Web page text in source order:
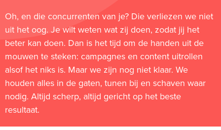
Oh, en die concurrenten van je? Die verliezen we niet
uit het oog. Je wilt weten wat zij doen, zodat jij het
beter kan doen. Dan is het tijd om de handen uit de
mouwen te steken: campagnes en content uitrollen
alsof het niks is. Maar we zijn nog niet klaar. We
houden alles in de gaten, tunen bij en schaven waar
nodig. Altijd scherp, altijd gericht op het beste
resultaat.